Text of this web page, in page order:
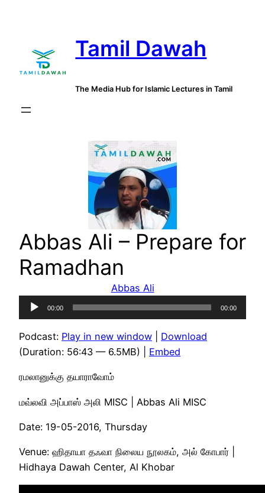
Tamil Dawah
The Media Hub for Islamic Lectures in Tamil
Abbas Ali – Prepare for
Ramadhan
Abbas Ali
Audio
Player
00:00 00:00
Podcast: Play in new window
Download
(Duration: 56:43 — 6.5MB) | Embed
ரமலானுக்கு தயாராவோம்
மவ்லவி அப்பாஸ் அலி MISC | Abbas Ali MISC
Date: 19-05-2016, Thursday
Venue: ஹிதாயா தஃவா நிலைய நூலகம், அல் கோபார் |
Hidhaya Dawah Center, Al Khobar